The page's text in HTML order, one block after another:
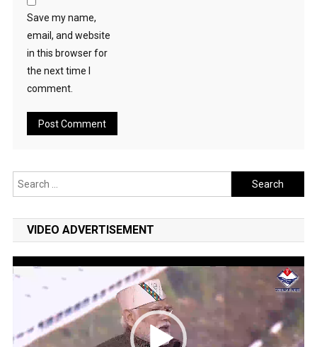
Save my name,
email, and website
in this browser for
the next time I
comment.
Search
for:
VIDEO ADVERTISEMENT
Video